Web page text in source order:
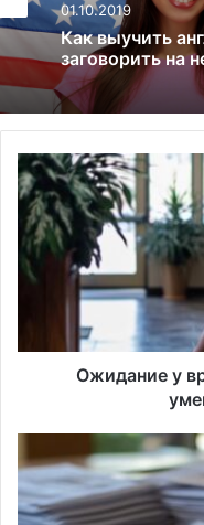
23.12.2024
4 Программы
Быстрый гид
Адаптация
01.10.2019
Как выучить
заговорить на
Ожидание
у
врача
США:
хитростей
уменьшить
время
Ожидание у
избирателей
в
США: